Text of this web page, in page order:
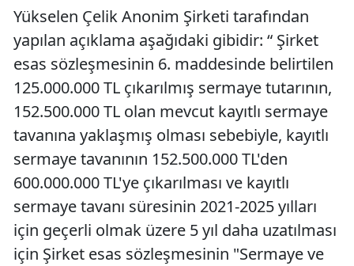
Yükselen Çelik Anonim Şirketi tarafından
yapılan açıklama aşağıdaki gibidir: “ Şirket
esas sözleşmesinin 6. maddesinde belirtilen
125.000.000 TL çıkarılmış sermaye tutarının,
152.500.000 TL olan mevcut kayıtlı sermaye
tavanına yaklaşmış olması sebebiyle, kayıtlı
sermaye tavanının 152.500.000 TL'den
600.000.000 TL'ye çıkarılması ve kayıtlı
sermaye tavanı süresinin 2021-2025 yılları
için geçerli olmak üzere 5 yıl daha uzatılması
için Şirket esas sözleşmesinin "Sermaye ve